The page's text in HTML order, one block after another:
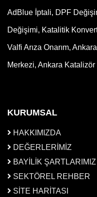
AdBlue İptali, DPF
Değişimi, Katalitik
Valfi Arıza Onarım,
Merkezi, Ankara Katalizör
KURUMSAL
HAKKIMIZDA
DEĞERLERİMİZ
BAYİLİK ŞARTLARIMIZ
SEKTÖREL REHBER
SİTE HARİTASI